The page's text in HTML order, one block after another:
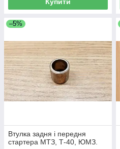
–5%
Втулка задня і передня
стартера МТЗ, Т-40, ЮМЗ.